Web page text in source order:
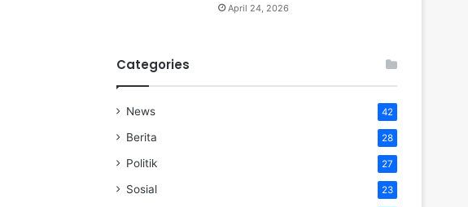
April 24, 2026
Categories
News 42
Berita 28
Politik 27
Sosial 23